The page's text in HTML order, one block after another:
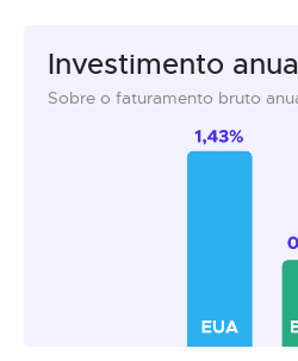
Investimento
Sobre o faturamento bruto